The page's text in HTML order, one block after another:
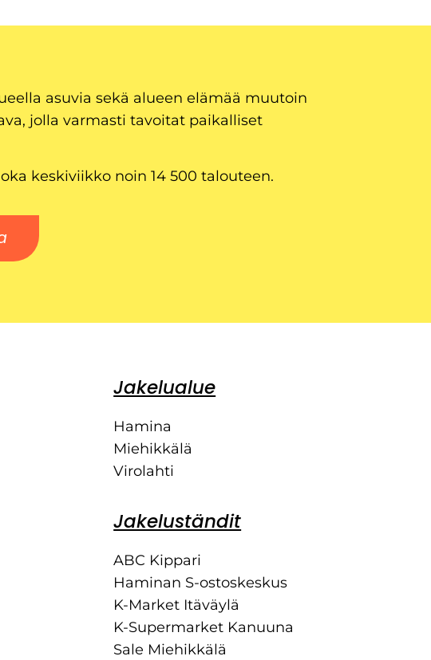
asuvia sekä alueen elämää muutoin
jolla varmasti tavoitat paikalliset
keskiviikko noin 14 500 talouteen.
Jakelualue
Hamina
Miehikkälä
Virolahti
Jakeluständit
ABC Kippari
Haminan S-ostoskeskus
K-Market Itäväylä
K-Supermarket Kanuuna
Sale Miehikkälä